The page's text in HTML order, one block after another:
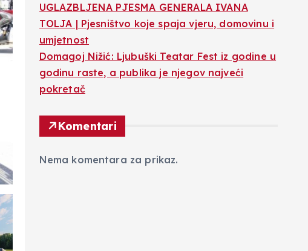
UGLAZBLJENA PJESMA GENERALA IVANA
TOLJA | Pjesništvo koje spaja vjeru, domovinu i
umjetnost
Domagoj Nižić: Ljubuški Teatar Fest iz godine u
godinu raste, a publika je njegov najveći
pokretač
Komentari
Nema komentara za prikaz.